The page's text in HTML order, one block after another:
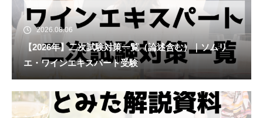
2026.08.06
【2026年】二次試験対策一覧（論述含む）｜ソムリ
エ・ワインエキスパート受験